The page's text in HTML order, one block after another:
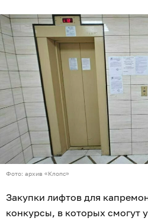
Фото: архив «Клопс»
Закупки лифтов для
конкурсы, в которых смогут